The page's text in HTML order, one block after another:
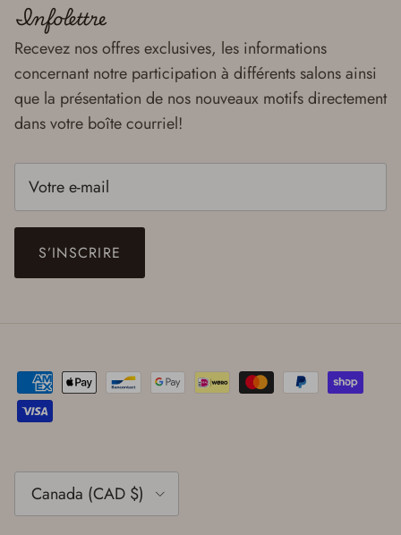
Infolettre
Recevez nos offres exclusives, les informations
concernant notre participation à différents salons ainsi
que la présentation de nos nouveaux motifs directement
dans votre boîte courriel!
S’INSCRIRE
Pays
Canada (CAD $)